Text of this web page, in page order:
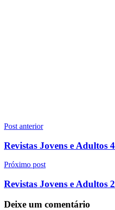
Navegação
de
Post anterior
Revistas Jovens e Adultos
Próximo post
Revistas Jovens e Adultos
Deixe um comentário